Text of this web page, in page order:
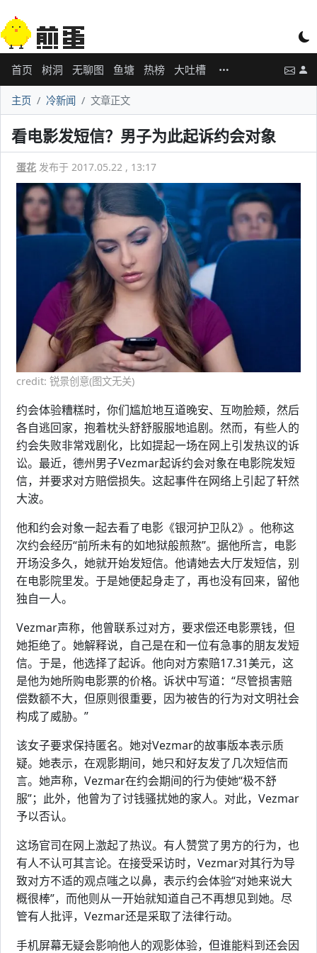
首页 树洞 无聊图 鱼塘 热榜 大吐槽
主页 冷新闻 文章正文
看电影发短信？男子为此起诉约会对象
蛋花 发布于 2017.05.22 , 13:17
credit: 锐景创意(图文无关)
约会体验糟糕时，你们尴尬地互道晚安、互吻脸颊，然后
各自逃回家，抱着枕头舒舒服服地追剧。然而，有些人的
约会失败非常戏剧化，比如提起一场在网上引发热议的诉
讼。最近，德州男子Vezmar起诉约会对象在电影院发短
信，并要求对方赔偿损失。这起事件在网络上引起了轩然
大波。
他和约会对象一起去看了电影《银河护卫队2》。他称这
次约会经历“前所未有的如地狱般煎熬”。据他所言，电影
开场没多久，她就开始发短信。他请她去大厅发短信，别
在电影院里发。于是她便起身走了，再也没有回来，留他
独自一人。
Vezmar声称，他曾联系过对方，要求偿还电影票钱，但
她拒绝了。她解释说，自己是在和一位有急事的朋友发短
信。于是，他选择了起诉。他向对方索赔17.31美元，这
是他为她所购电影票的价格。诉状中写道：“尽管损害赔
偿数额不大，但原则很重要，因为被告的行为对文明社会
构成了威胁。”
该女子要求保持匿名。她对Vezmar的故事版本表示质
疑。她表示，在观影期间，她只和好友发了几次短信而
言。她声称，Vezmar在约会期间的行为使她“极不舒
服”；此外，他曾为了讨钱骚扰她的家人。对此，Vezmar
予以否认。
这场官司在网上激起了热议。有人赞赏了男方的行为，也
有人不认可其言论。在接受采访时，Vezmar对其行为导
致对方不适的观点嗤之以鼻，表示约会体验“对她来说大
概很棒”，而他则从一开始就知道自己不再想见到她。尽
管有人批评，Vezmar还是采取了法律行动。
手机屏幕无疑会影响他人的观影体验，但谁能料到还会因